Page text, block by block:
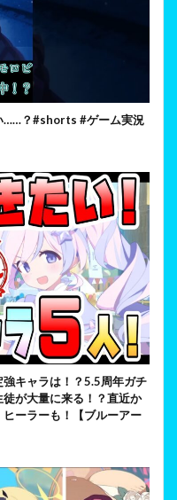
……？#shorts #ゲーム実況
強キャラは！？5.5周年ガチ
が大量に来る！？直近か
ーラーも！【ブルーアー